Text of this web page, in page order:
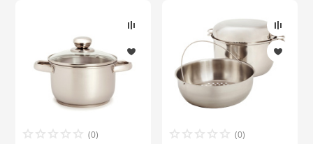
(0) (0)